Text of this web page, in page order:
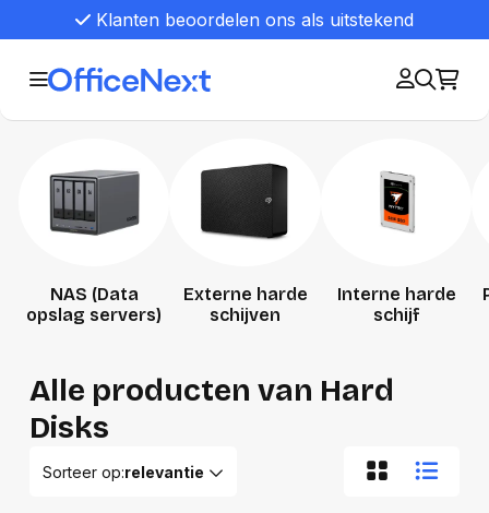
Klanten beoordelen ons als uitstekend
NAS (Data
opslag servers)
Externe harde
schijven
Interne harde
schijf
Alle producten van Hard
Disks
Sorteer op:relevantie